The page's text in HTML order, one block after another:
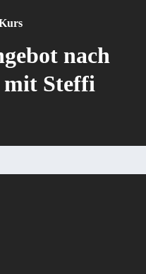
nach
mit Steffi